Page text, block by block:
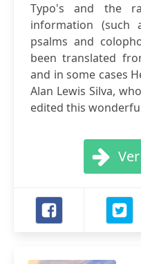
Typo's and the
information (such
psalms and
been translated
and in some cases
Alan Lewis Silva,
edited this